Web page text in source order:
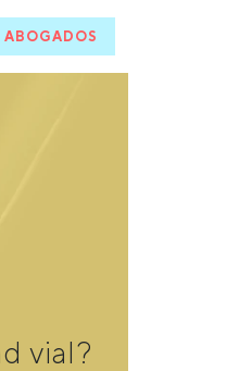
ABOGADOS
vial?